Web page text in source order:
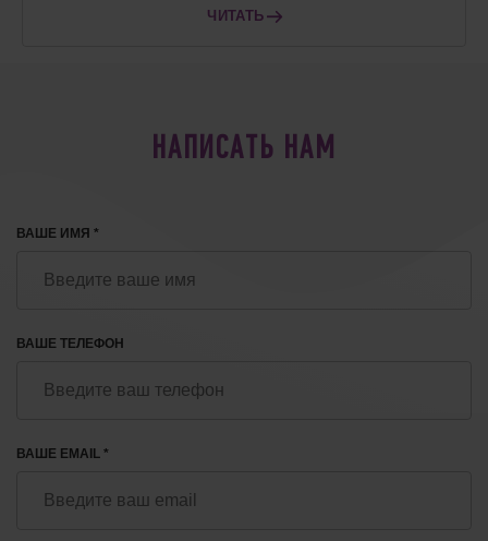
ЧИТАТЬ
НАПИСАТЬ НАМ
ВАШЕ ИМЯ *
ВАШЕ ТЕЛЕФОН
ВАШЕ EMAIL *